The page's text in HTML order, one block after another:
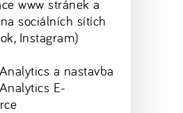
www stránek a
sociálních sítích
Instagram)
a nastavba
E-